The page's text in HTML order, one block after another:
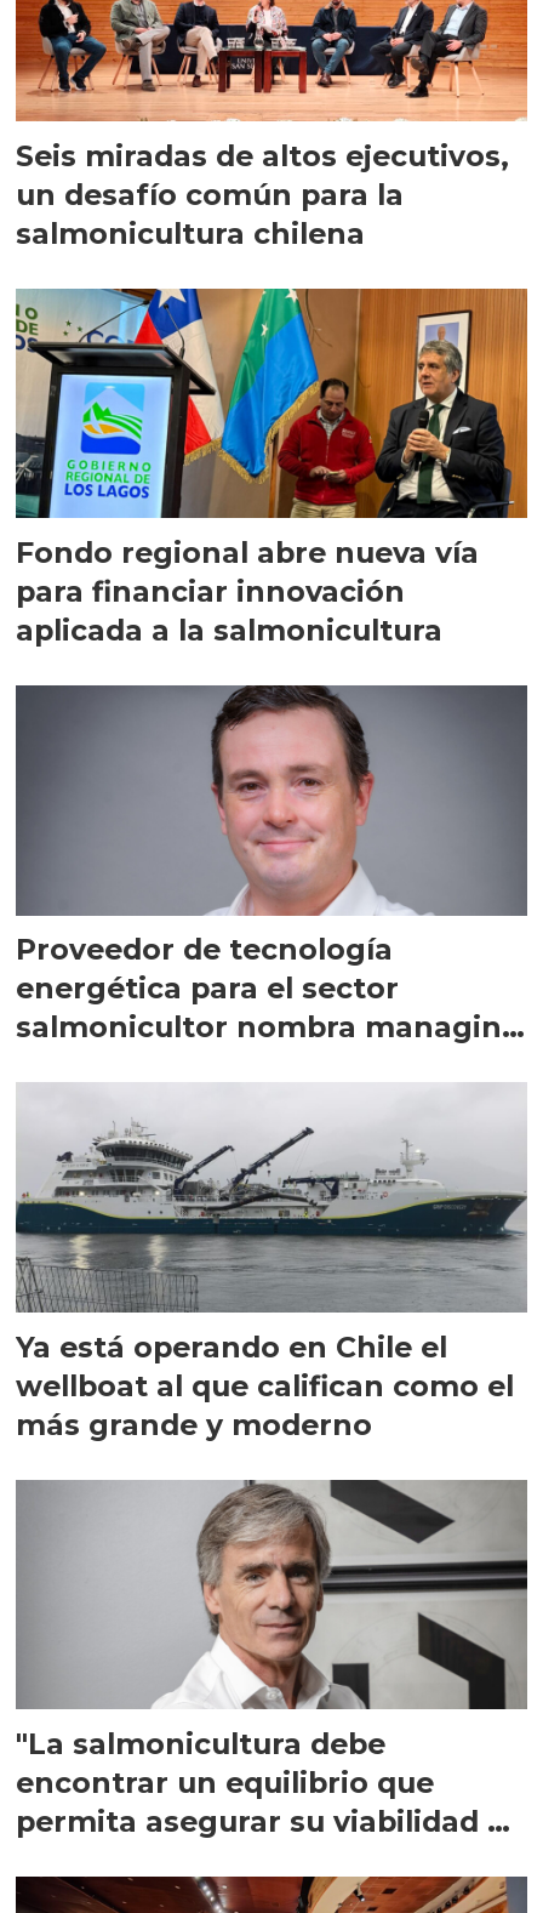
Seis miradas de altos ejecutivos,
un desafío común para la
salmonicultura chilena
Fondo regional abre nueva vía
para financiar innovación
aplicada a la salmonicultura
Proveedor de tecnología
energética para el sector
salmonicultor nombra managing
Ya está operando en Chile el
wellboat al que califican como el
más grande y moderno
"La salmonicultura debe
encontrar un equilibrio que
permita asegurar su viabilidad de